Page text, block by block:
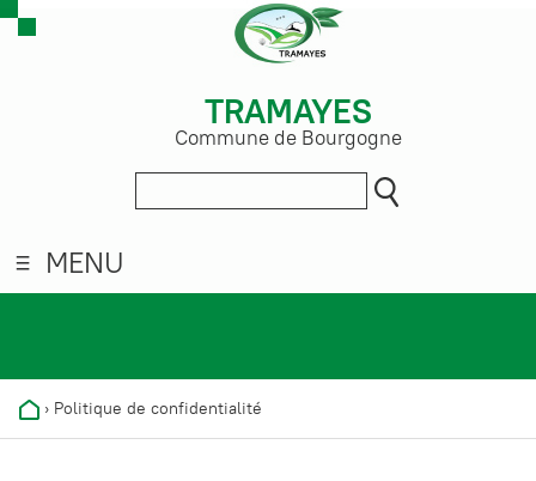
TRAMAYES
Commune de Bourgogne
MENU
› Politique de confidentialité